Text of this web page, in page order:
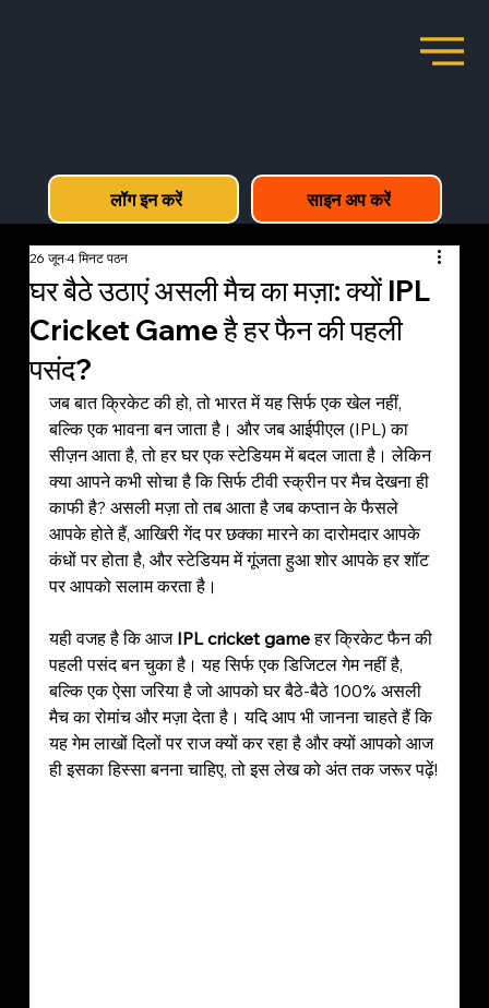
लॉग इन करें साइन अप करें
घर बैठे उठाएं असली मैच का मज़ा: क्यों IPL
Cricket Game है हर फैन की पहली
पसंद?
26 जून4 मिनट पठन
जब बात क्रिकेट की हो, तो भारत में यह सिर्फ एक खेल नहीं,
बल्कि एक भावना बन जाता है। और जब आईपीएल (IPL) का
सीज़न आता है, तो हर घर एक स्टेडियम में बदल जाता है। लेकिन
क्या आपने कभी सोचा है कि सिर्फ टीवी स्क्रीन पर मैच देखना ही
काफी है? असली मज़ा तो तब आता है जब कप्तान के फैसले
आपके होते हैं, आखिरी गेंद पर छक्का मारने का दारोमदार आपके
कंधों पर होता है, और स्टेडियम में गूंजता हुआ शोर आपके हर शॉट
पर आपको सलाम करता है।
यही वजह है कि आज IPL cricket game हर क्रिकेट फैन की
पहली पसंद बन चुका है। यह सिर्फ एक डिजिटल गेम नहीं है,
बल्कि एक ऐसा जरिया है जो आपको घर बैठे-बैठे 100% असली
मैच का रोमांच और मज़ा देता है। यदि आप भी जानना चाहते हैं कि
यह गेम लाखों दिलों पर राज क्यों कर रहा है और क्यों आपको आज
ही इसका हिस्सा बनना चाहिए, तो इस लेख को अंत तक जरूर पढ़ें!